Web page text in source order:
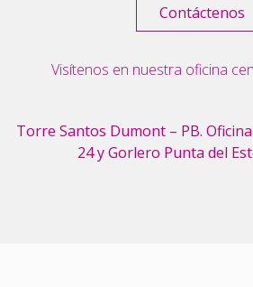
Contáctenos
Visítenos en nuestra oficina
Torre Santos Dumont – PB.
24 y Gorlero Punta del